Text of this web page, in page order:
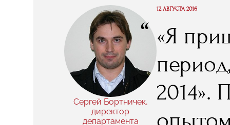
этого
иметь.
Сергей Бортничек,
директор
департамента
“
12 АВГУСТА 2016
«Я
2014».